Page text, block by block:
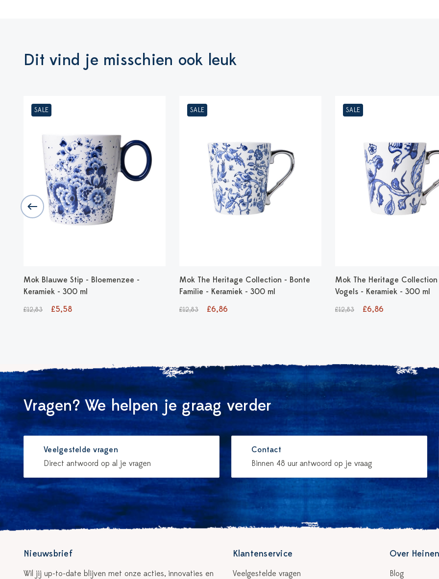
Dit vind je misschien ook leuk
SALE
Mok Blauwe Stip - Bloemenzee -
Keramiek - 300 ml
£12,83 £5,58
SALE
Mok The Heritage Collection - Bonte
Familie - Keramiek - 300 ml
£12,83 £6,86
SALE
Mok The Heritage Collection
Vogels - Keramiek - 300 ml
£12,83 £6,86
Vragen? We helpen je graag verder
Veelgestelde vragen
Direct antwoord op al je vragen
Contact
Binnen 48 uur antwoord op je vraag
Nieuwsbrief
Wil jij up-to-date blijven met onze acties, innovaties en
Klantenservice
Veelgestelde vragen
Over
Blog